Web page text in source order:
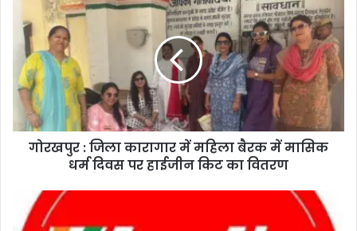
गोरखपुर : जिला कारागार में महिला बैरक में मासिक
धर्म दिवस पर हाईजीन किट का वितरण